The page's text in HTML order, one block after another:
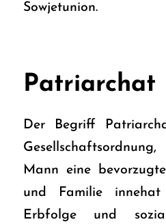
Sowjetunion.
Patriarchat
Der Begriff
Mann eine
und Familie
Erbfolge und